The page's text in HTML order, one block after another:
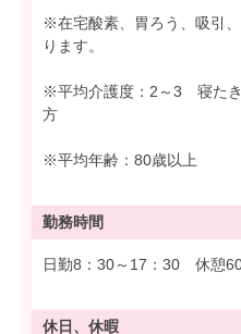
※在宅酸素、胃ろう、吸引
ります。
※平均介護度：2～3 寝た
方
※平均年齢：80歳以上
勤務時間
日勤8：30～17：30 休憩
休日、休暇